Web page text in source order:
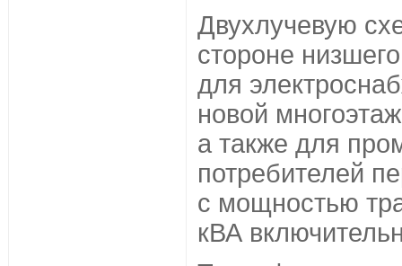
Двухлучевую
стороне
для
новой
а также для
потребителей
с мощностью
кВА